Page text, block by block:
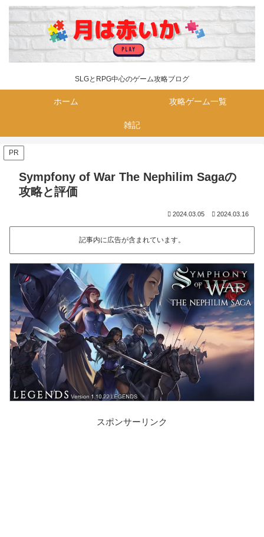
SLGとRPG中心のゲーム攻略ブログ
ホーム 攻略ゲーム一覧
雑記
PR
Sympfony of War The Nephilim Sagaの
攻略と評価
2024.03.05 2024.03.16
記事内に広告が含まれています。
スポンサーリンク